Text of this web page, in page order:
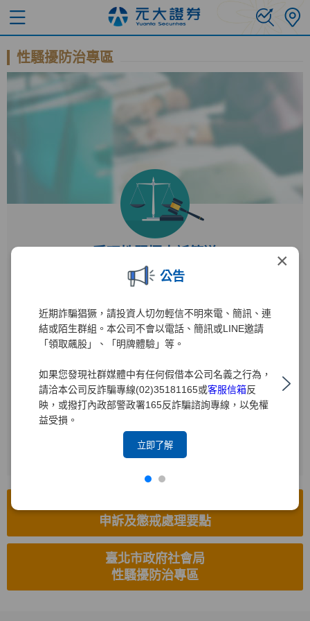
×
公告
近期詐騙猖獗，請投資人切勿輕信不明來電、簡訊、連
結或陌生群組。本公司不會以電話、簡訊或LINE邀請
「領取飆股」、「明牌體驗」等。
如果您發現社群媒體中有任何假借本公司名義之行為，
請洽本公司反詐騙專線(02)35181165或客服信箱反
映，或撥打內政部警政署165反詐騙諮詢專線，以免權
益受損。
立即了解
性騷擾防治專區
受理單位
受理電話
(02)2719-1715
電子信箱
hr8585.brk@yuanta.com
(02)2514-8626
申訴及懲戒處理要點
臺北市政府社會局
性騷擾防治專區